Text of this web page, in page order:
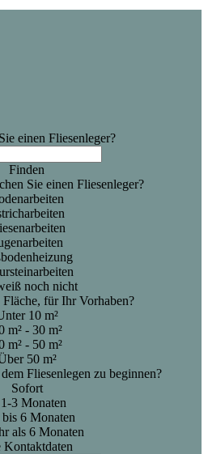
einen Fliesenleger?
Finden
Sie einen Fliesenleger?
noch nicht
für Ihr Vorhaben?
10 m²
m² - 30 m²
m² - 50 m²
50 m²
Fliesenlegen zu beginnen?
Sofort
3 Monaten
6 Monaten
als 6 Monaten
Kontaktdaten